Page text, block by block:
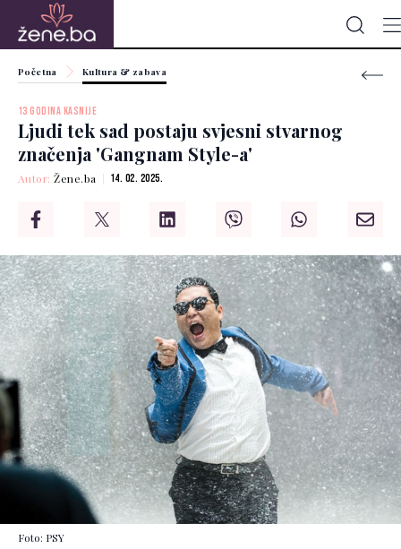
Početna Kultura & zabava
13 GODINA KASNIJE
Ljudi tek sad postaju svjesni stvarnog
značenja 'Gangnam Style-a'
Autor:Žene.ba 14. 02. 2025.
Foto: PSY